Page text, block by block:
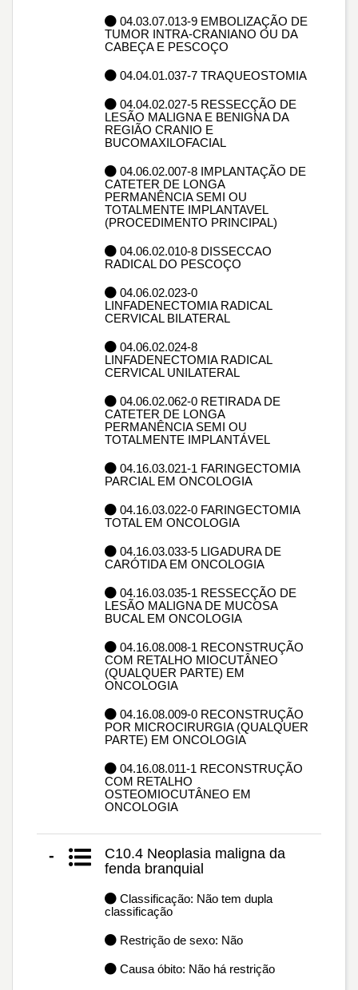
04.03.07.013-9 EMBOLIZAÇÃO DE
TUMOR INTRA-CRANIANO OU DA
CABEÇA E PESCOÇO
04.04.01.037-7 TRAQUEOSTOMIA
04.04.02.027-5 RESSECÇÃO DE
LESÃO MALIGNA E BENIGNA DA
REGIÃO CRANIO E
BUCOMAXILOFACIAL
04.06.02.007-8 IMPLANTAÇÃO DE
CATETER DE LONGA
PERMANÊNCIA SEMI OU
TOTALMENTE IMPLANTAVEL
(PROCEDIMENTO PRINCIPAL)
04.06.02.010-8 DISSECCAO
RADICAL DO PESCOÇO
04.06.02.023-0
LINFADENECTOMIA RADICAL
CERVICAL BILATERAL
04.06.02.024-8
LINFADENECTOMIA RADICAL
CERVICAL UNILATERAL
04.06.02.062-0 RETIRADA DE
CATETER DE LONGA
PERMANÊNCIA SEMI OU
TOTALMENTE IMPLANTÁVEL
04.16.03.021-1 FARINGECTOMIA
PARCIAL EM ONCOLOGIA
04.16.03.022-0 FARINGECTOMIA
TOTAL EM ONCOLOGIA
04.16.03.033-5 LIGADURA DE
CARÓTIDA EM ONCOLOGIA
04.16.03.035-1 RESSECÇÃO DE
LESÃO MALIGNA DE MUCOSA
BUCAL EM ONCOLOGIA
04.16.08.008-1 RECONSTRUÇÃO
COM RETALHO MIOCUTÂNEO
(QUALQUER PARTE) EM
ONCOLOGIA
04.16.08.009-0 RECONSTRUÇÃO
POR MICROCIRURGIA (QUALQUER
PARTE) EM ONCOLOGIA
04.16.08.011-1 RECONSTRUÇÃO
COM RETALHO
OSTEOMIOCUTÂNEO EM
ONCOLOGIA
-
C10.4 Neoplasia maligna da
fenda branquial
Classificação: Não tem dupla
classificação
Restrição de sexo: Não
Causa óbito: Não há restrição